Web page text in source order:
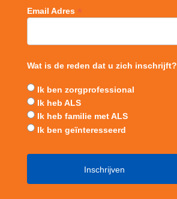
Email Adres *
Wat is de reden dat u zich inschrijft?
Ik ben zorgprofessional
Ik heb ALS
Ik heb familie met ALS
Ik ben geïnteresseerd